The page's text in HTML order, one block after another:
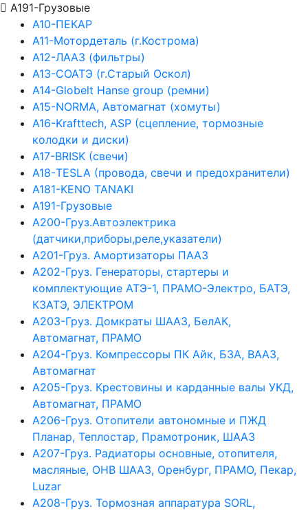
А191-Грузовые
А10-ПЕКАР
А11-Мотордеталь (г.Кострома)
А12-ЛААЗ (фильтры)
А13-СОАТЭ (г.Старый Оскол)
А14-Globelt Hanse group (ремни)
А15-NORMA, Автомагнат (хомуты)
А16-Krafttech, ASP (сцепление, тормозные
колодки и диски)
А17-BRISK (свечи)
А18-TESLA (провода, свечи и предохранители)
А181-KENO TANAKI
А191-Грузовые
А200-Груз.Автоэлектрика
(датчики,приборы,реле,указатели)
А201-Груз. Амортизаторы ПААЗ
А202-Груз. Генераторы, стартеры и
комплектующие АТЭ-1, ПРАМО-Электро, БАТЭ,
КЗАТЭ, ЭЛЕКТРОМ
А203-Груз. Домкраты ШААЗ, БелАК,
Автомагнат, ПРАМО
А204-Груз. Компрессоры ПК Айк, БЗА, ВААЗ,
Автомагнат
А205-Груз. Крестовины и карданные валы УКД,
Автомагнат, ПРАМО
А206-Груз. Отопители автономные и ПЖД
Планар, Теплостар, Прамотроник, ШААЗ
А207-Груз. Радиаторы основные, отопителя,
масляные, ОНВ ШААЗ, Оренбург, ПРАМО, Пекар,
Luzar
А208-Груз. Тормозная аппаратура SORL,